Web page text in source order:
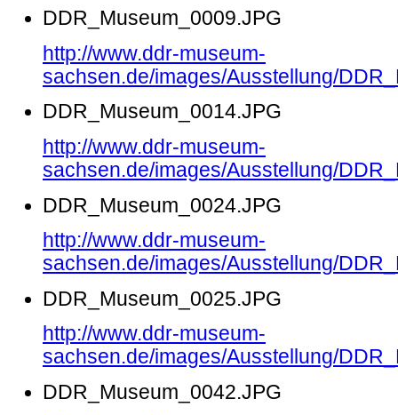
DDR_Museum_0009.JPG
http://www.ddr-museum-
sachsen.de/images/Ausstellung/
DDR_Museum_0014.JPG
http://www.ddr-museum-
sachsen.de/images/Ausstellung/
DDR_Museum_0024.JPG
http://www.ddr-museum-
sachsen.de/images/Ausstellung/
DDR_Museum_0025.JPG
http://www.ddr-museum-
sachsen.de/images/Ausstellung/
DDR_Museum_0042.JPG